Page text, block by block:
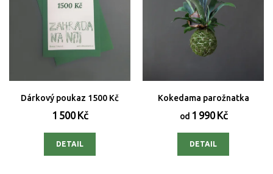
Dárkový poukaz 1500 Kč
1 500 Kč
DETAIL
Kokedama parožnatka
od1 990 Kč
DETAIL